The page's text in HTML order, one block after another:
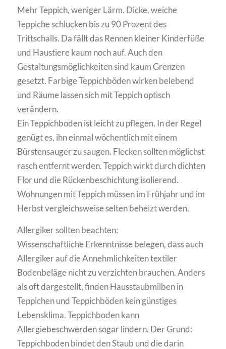
Mehr Teppich, weniger Lärm. Dicke, weiche
Teppiche schlucken bis zu 90 Prozent des
Trittschalls. Da fällt das Rennen kleiner Kinderfüße
und Haustiere kaum noch auf. Auch den
Gestaltungsmöglichkeiten sind kaum Grenzen
gesetzt. Farbige Teppichböden wirken belebend
und Räume lassen sich mit Teppich optisch
verändern.
Ein Teppichboden ist leicht zu pflegen. In der Regel
genügt es, ihn einmal wöchentlich mit einem
Bürstensauger zu saugen. Flecken sollten möglichst
rasch entfernt werden. Teppich wirkt durch dichten
Flor und die Rückenbeschichtung isolierend.
Wohnungen mit Teppich müssen im Frühjahr und im
Herbst vergleichsweise selten beheizt werden.
Allergiker sollten beachten:
Wissenschaftliche Erkenntnisse belegen, dass auch
Allergiker auf die Annehmlichkeiten textiler
Bodenbeläge nicht zu verzichten brauchen. Anders
als oft dargestellt, finden Hausstaubmilben in
Teppichen und Teppichböden kein günstiges
Lebensklima. Teppichboden kann
Allergiebeschwerden sogar lindern. Der Grund:
Teppichboden bindet den Staub und die darin